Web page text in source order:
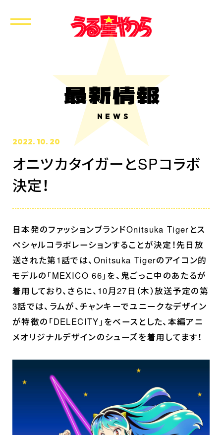
最新情報
NEWS
2022. 10. 20
オニツカタイガーとSPコラボ
決定！
日本発のファッションブランドOnitsuka Tigerとス
ペシャルコラボレーションすることが決定！先日放
送された第1話では、Onitsuka Tigerのアイコン的
モデルの「MEXICO 66」を、鬼ごっこ中のあたるが
着用しており、さらに、10月27日（木）放送予定の第
3話では、ラムが、チャンキーでユニークなデザイン
が特徴の「DELECITY」をベースとした、本編アニ
メオリジナルデザインのシューズを着用してます！